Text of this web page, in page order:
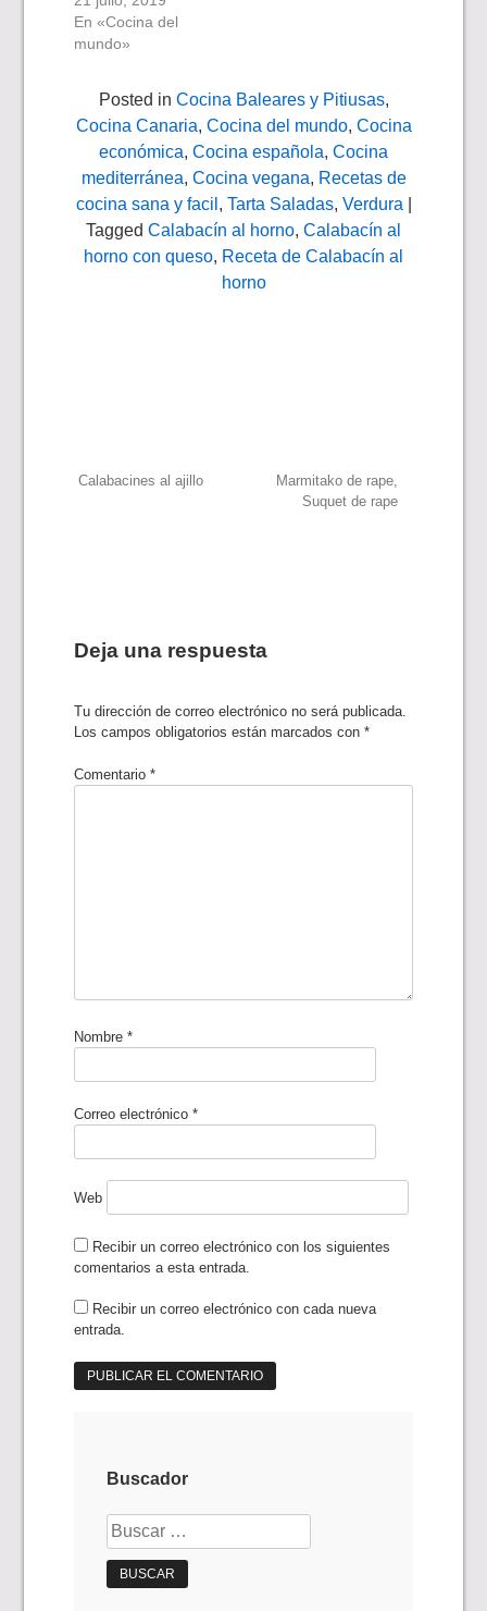
En «Cocina del
mundo»
Posted in Cocina Baleares y Pitiusas,
Cocina Canaria, Cocina del mundo, Cocina
económica, Cocina española, Cocina
mediterránea, Cocina vegana, Recetas de
cocina sana y facil , Tarta Saladas, Verdura
Tagged Calabacín al horno, Calabacín al
horno con queso, Receta de Calabacín al
horno
Navegación
Calabacines al ajillo
Marmitako de rape,
Suquet de rape
Deja una respuesta
Tu dirección de correo electrónico no será publicada.
Los campos obligatorios están marcados con*
Comentario*
Nombre*
Correo electrónico*
Web
Recibir un correo electrónico con los siguientes
comentarios a esta entrada.
Recibir un correo electrónico con cada nueva
entrada.
Buscador
Buscar: